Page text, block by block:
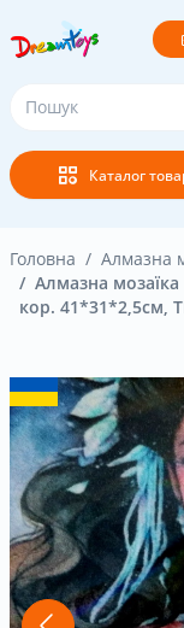
Каталог
Головна
Покупцям
Оплата і
Новини
Бренди
Акція
Контакти
Головна Алмазна
Алмазна
кор. 41*31*2,5см,